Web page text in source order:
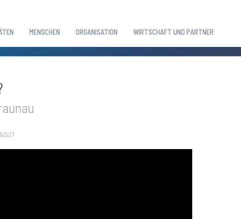
MENSCHEN ORGANISATION WIRTSCHAFT UND PARTNER